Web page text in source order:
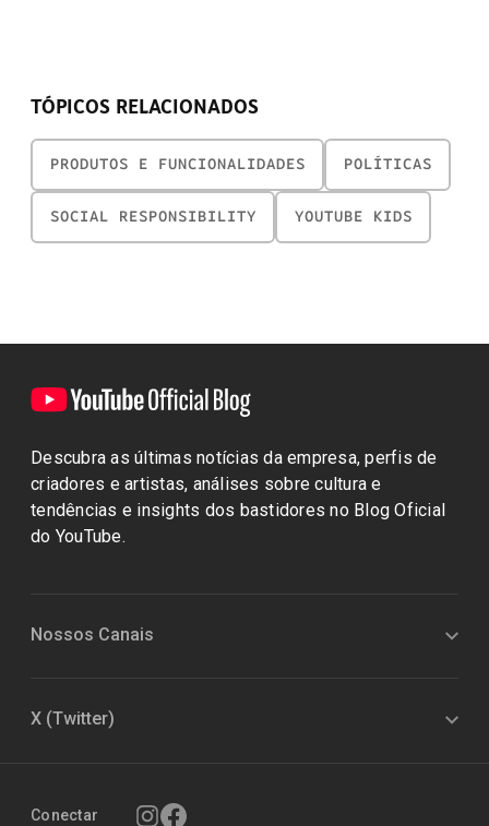
TÓPICOS RELACIONADOS
PRODUTOS E FUNCIONALIDADES POLÍTICAS
SOCIAL RESPONSIBILITY YOUTUBE KIDS
Descubra as últimas notícias da empresa, perfis de
criadores e artistas, análises sobre cultura e
tendências e insights dos bastidores no Blog Oficial
do YouTube.
Nossos Canais
X (Twitter)
Conectar